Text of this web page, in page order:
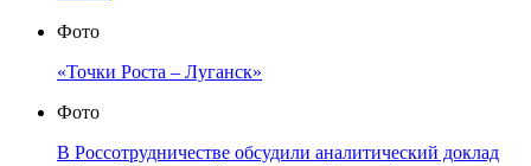
Фото
«Точки Роста – Луганск»
Фото
В Россотрудничестве обсудили аналитический доклад